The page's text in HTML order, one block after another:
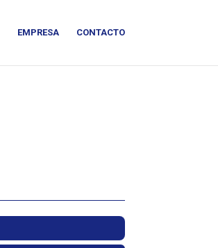
EMPRESA CONTACTO